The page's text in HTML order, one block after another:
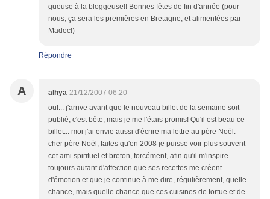
gueuse à la bloggeuse!! Bonnes fêtes de fin d'année (pour
nous, ça sera les premières en Bretagne, et alimentées par
Madec!)
Répondre
A alhya 21/12/2007 06:20
ouf... j'arrive avant que le nouveau billet de la semaine soit
publié, c'est bête, mais je me l'étais promis! Qu'il est beau ce
billet... moi j'ai envie aussi d'écrire ma lettre au père Noël:
cher père Noël, faites qu'en 2008 je puisse voir plus souvent
cet ami spirituel et breton, forcément, afin qu'il m'inspire
toujours autant d'affection que ses recettes me créent
d'émotion et que je continue à me dire, régulièrement, quelle
chance, mais quelle chance que ces cuisines de tortue et de